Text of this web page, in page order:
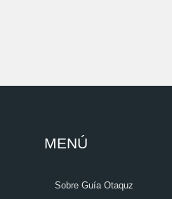
MENÚ
Sobre Guía Otaquz